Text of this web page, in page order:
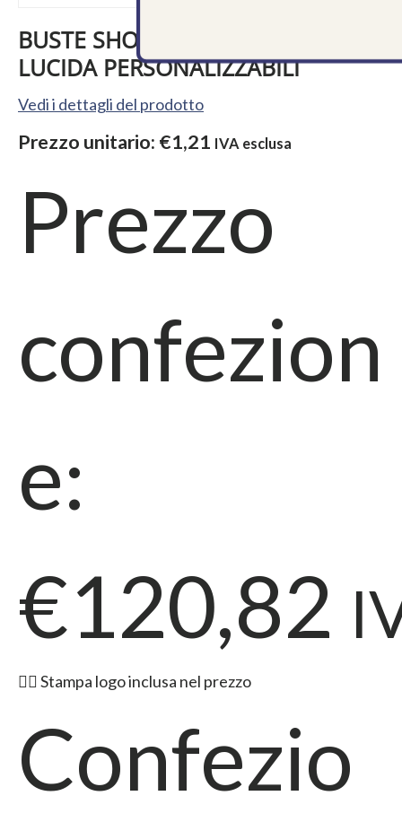
BUSTE SHOPPER CARTA LUSSO
LUCIDA PERSONALIZZABILI
Vedi i dettagli del prodotto
Prezzo unitario: €1,21 IVA esclusa
Prezzo
confezion
e:
€120,82
👉🏻 Stampa logo inclusa nel prezzo
Confezio